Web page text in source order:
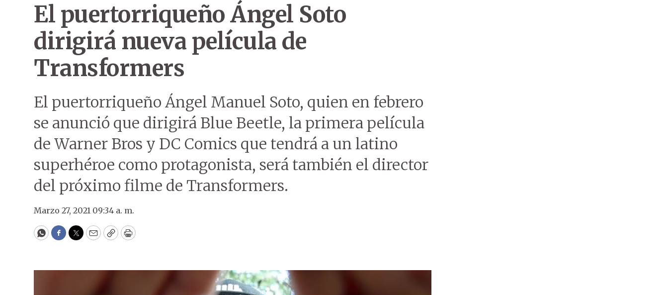
El puertorriqueño Ángel Soto
dirigirá nueva película de
Transformers
El puertorriqueño Ángel Manuel Soto, quien en febrero
se anunció que dirigirá Blue Beetle, la primera película
de Warner Bros y DC Comics que tendrá a un latino
superhéroe como protagonista, será también el director
del próximo filme de Transformers.
Marzo 27, 2021 09:34 a. m.
WhatsApp
Facebook
Twitter
EmailCopyPrint